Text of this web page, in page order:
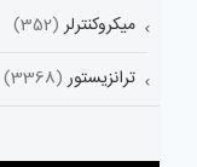
میکروکنترلر (352)
ترانزیستور (3368)